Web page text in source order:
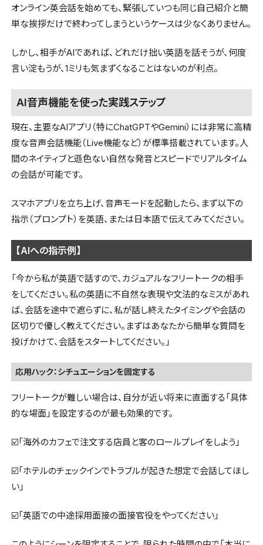
オンライン英会話を始めても、緊張していつも同じ自己紹介と簡
単な挨拶だけで終わってしまうというケースは少なくありません。
しかし、相手がAIであれば、どれだけ拙い英語を話そうが、何度
言い淀もうが、1ミリも気まずくなることはないのが利点。
AI音声機能を使った実践ステップ
現在、主要なAIアプリ（特にChatGPTやGemini）には非常に高精
度な音声会話機能（Live機能など）が標準搭載されています。人
間のネイティブと遜色ない自然な発音とスピードでリアルタイム
の会話が可能です。
スマホアプリを立ち上げ、音声モードを起動したら、まず以下の
指示（プロンプト）を英語、または日本語で伝えてみてください。
【AIへの指示例】
「今から私が英語で話すので、カジュアルなフリートークの相手
をしてください。私の英語に不自然な表現や文法的なミスがあれ
ば、会話を途中で遮らずに、私が話し終えたタイミングや会話の
区切りで優しく教えてください。まずはあなたから簡単な質問を
投げかけて、会話をスタートしてください。」
応用ハック：シチュエーションを固定する
フリートークが難しい場合は、自分が近い将来に直面する「具体
的な場面」を設定するのが最も効果的です。
☑️「海外のカフェで注文する店員と客のロールプレイをしよう」
☑️「ホテルのチェックインでトラブルが起きた想定で会話してほし
い」
☑️「英語での中途採用面接の面接官役をやってください」